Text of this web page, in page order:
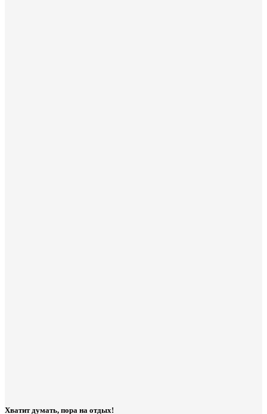
Хватит думать, пора на отдых!